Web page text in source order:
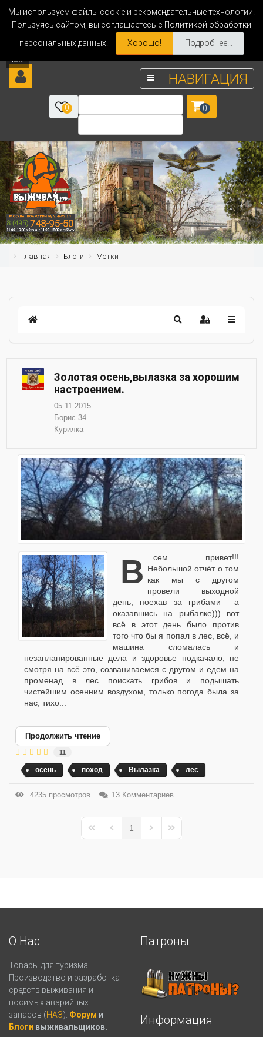
Мы используем файлы cookie и рекомендательные технологии.
Пользуясь сайтом, вы соглашаетесь с Политикой обработки
персональных данных.
Хорошо! Подробнее...
НАВИГАЦИЯ
0 0
Главная Блоги Метки
Золотая осень,вылазка за хорошим
настроением.
05.11.2015
Борис 34
Курилка
Всем привет!!! Небольшой отчёт о том
как мы с другом
провели выходной
день, поехав за грибами а
оказавшись на рыбалке))) вот
всё в этот день было против
того что бы я попал в лес, всё, и
машина сломалась и
незапланированные дела и здоровье подкачало, не
смотря на всё это, созваниваемся с другом и едем на
променад в лес поискать грибов и подышать
чистейшим осенним воздухом, только погода была за
нас, тихо...
Продолжить чтение
11
осень поход Вылазка лес
4235 просмотров 13 Комментариев
First PagePrevious Page
1
Next PageLast Page
О Нас
Товары для туризма.
Производство и разработка
средств выживания и
носимых аварийных
запасов (НАЗ). Форум и
Блоги выживальщиков.
Патроны
Информация